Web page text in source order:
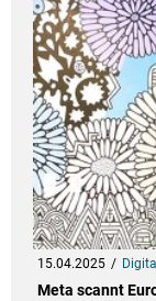
15.04.2025
Meta scannt